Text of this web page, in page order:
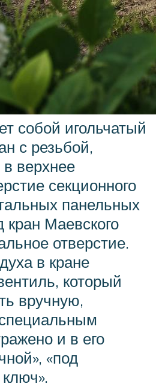
собой игольчатый
с резьбой,
верхнее
секционного
панельных
кран Маевского
отверстие.
в кране
который
вручную,
и в его
«под
ключ».